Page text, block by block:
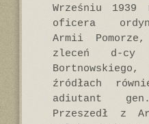
Wrześniu
oficera
Armii
zleceń d-
źródłach
adiutant
Przeszedł z